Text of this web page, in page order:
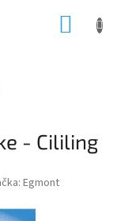
- Cililing
Egmont